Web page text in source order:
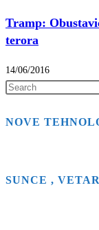
Tramp:
terora
14/06/2016
NOVE
SUNCE ,